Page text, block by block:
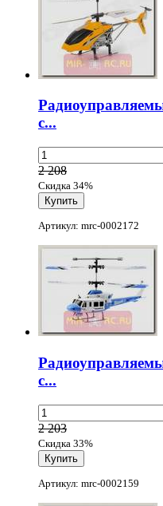
с...
2 208
Скидка 34%
Артикул: mrc-0002172
с...
2 203
Скидка 33%
Артикул: mrc-0002159